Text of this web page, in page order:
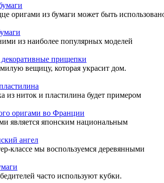
оригами из бумаги может быть
из наиболее популярных моделей
декоративные прищепки
вещицу, которая украсит дом.
из ниток и пластилина будет примером
оригами во Франции
является японским национальным
ангел
классе мы воспользуемся деревянными
часто используют кубки.